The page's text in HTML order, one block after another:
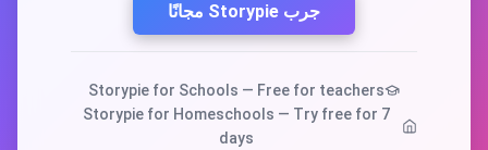
جرب Storypie مجانًا
Storypie for Schools — Free for teachers
Storypie for Homeschools — Try free for 7
days